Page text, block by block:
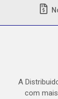
A
com